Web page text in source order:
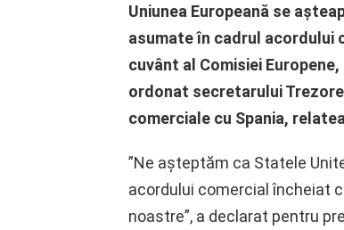
Uniunea Europeană se
asumate în cadrul acordului
cuvânt al Comisiei
ordonat secretarului
comerciale cu Spania,
”Ne așteptăm ca Statele
acordului comercial încheiat
noastre”, a declarat pentru